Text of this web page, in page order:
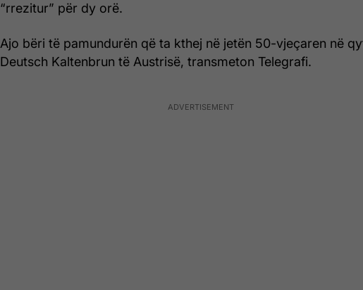
“rrezitur” për dy orë.
Ajo bëri të pamundurën që ta kthej në jetën 50-vjeçaren në
Deutsch Kaltenbrun të Austrisë, transmeton Telegrafi.